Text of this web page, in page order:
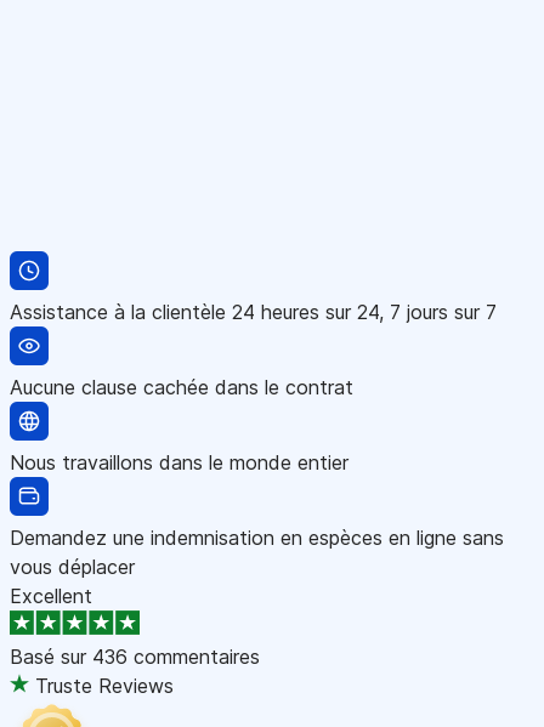
Assistance à la clientèle 24 heures sur 24, 7 jours sur 7
Aucune clause cachée dans le contrat
Nous travaillons dans le monde entier
Demandez une indemnisation en espèces en ligne sans
vous déplacer
Excellent
Basé sur 436 commentaires
Truste Reviews